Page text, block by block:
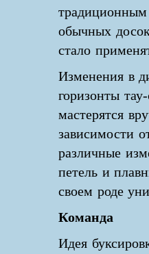
традиционным
обычных
стало
Изменения в
горизонты
мастерятся
зависимости
различные
петель и
своем роде
Команда
Идея